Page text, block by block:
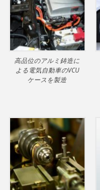
高品位のアルミ鋳造に
よる電気自動車のVCU
ケースを製造